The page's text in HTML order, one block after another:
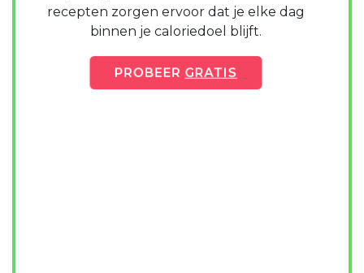
recepten zorgen ervoor dat je elke dag
binnen je caloriedoel blijft.
PROBEER GRATIS